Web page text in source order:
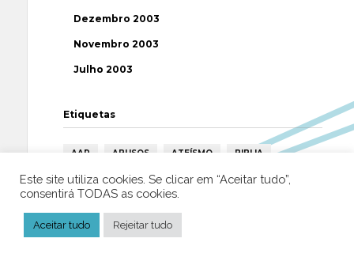
Dezembro 2003
Novembro 2003
Julho 2003
Etiquetas
AAP ABUSOS ATEÍSMO BIBLIA
BISPO BRASIL CATOLICISMO CISMA
DEUS DIREITOS HUMANOS
Este site utiliza cookies. Se clicar em “Aceitar tudo”,
consentirá TODAS as cookies.
Aceitar tudo Rejeitar tudo